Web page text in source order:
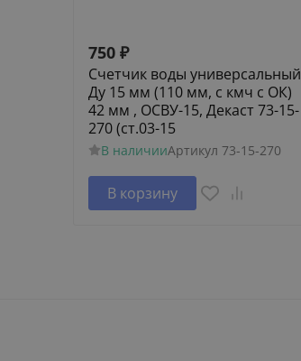
750 ₽
Счетчик воды универсальный
Ду 15 мм (110 мм, с кмч с ОК)
42 мм , ОСВУ-15, Декаст 73-15-
270 (ст.03-15
В наличииАртикул 73-15-270
В корзину